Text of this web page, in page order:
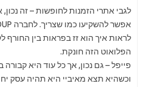
לגבי אתרי הזמנות לחופשות – זה נכון,
לראות איך הוא זז בפראות בין החורף
הפלואוט הזה חונקת.
וכשהיא תצא מאיביי היא תהיה עסק